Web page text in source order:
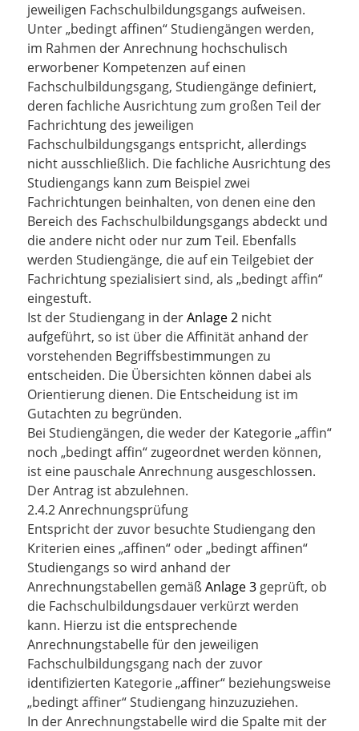
jeweiligen Fachschulbildungsgangs aufweisen.
Unter „bedingt affinen“ Studiengängen werden,
im Rahmen der Anrechnung hochschulisch
erworbener Kompetenzen auf einen
Fachschulbildungsgang, Studiengänge definiert,
deren fachliche Ausrichtung zum großen Teil der
Fachrichtung des jeweiligen
Fachschulbildungsgangs entspricht, allerdings
nicht ausschließlich. Die fachliche Ausrichtung des
Studiengangs kann zum Beispiel zwei
Fachrichtungen beinhalten, von denen eine den
Bereich des Fachschulbildungsgangs abdeckt und
die andere nicht oder nur zum Teil. Ebenfalls
werden Studiengänge, die auf ein Teilgebiet der
Fachrichtung spezialisiert sind, als „bedingt affin“
eingestuft.
Ist der Studiengang in derAnlage 2 nicht
aufgeführt, so ist über die Affinität anhand der
vorstehenden Begriffsbestimmungen zu
entscheiden. Die Übersichten können dabei als
Orientierung dienen. Die Entscheidung ist im
Gutachten zu begründen.
Bei Studiengängen, die weder der Kategorie „affin“
noch „bedingt affin“ zugeordnet werden können,
ist eine pauschale Anrechnung ausgeschlossen.
Der Antrag ist abzulehnen.
2.4.2 Anrechnungsprüfung
Entspricht der zuvor besuchte Studiengang den
Kriterien eines „affinen“ oder „bedingt affinen“
Studiengangs so wird anhand der
Anrechnungstabellen gemäßAnlage 3 geprüft, ob
die Fachschulbildungsdauer verkürzt werden
kann. Hierzu ist die entsprechende
Anrechnungstabelle für den jeweiligen
Fachschulbildungsgang nach der zuvor
identifizierten Kategorie „affiner“ beziehungsweise
„bedingt affiner“ Studiengang hinzuzuziehen.
In der Anrechnungstabelle wird die Spalte mit der